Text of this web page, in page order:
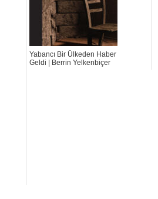
Yabancı Bir Ülkeden Haber
Geldi | Berrin Yelkenbiçer